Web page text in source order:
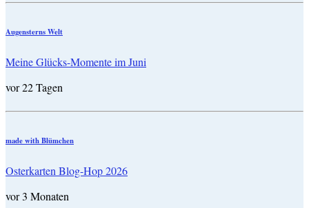
Augensterns Welt
Meine Glücks-Momente im Juni
vor 22 Tagen
made with Blümchen
Osterkarten Blog-Hop 2026
vor 3 Monaten